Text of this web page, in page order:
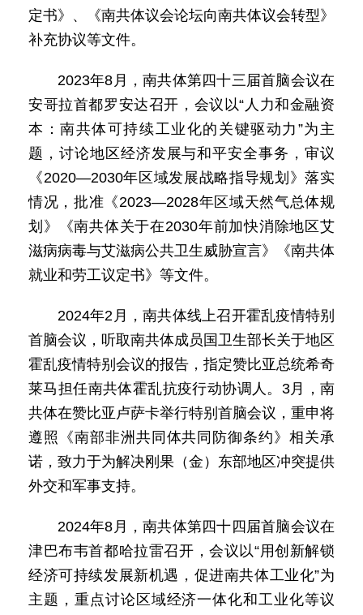
定书》、《南共体议会论坛向南共体议会转型》
补充协议等文件。
2023年8月，南共体第四十三届首脑会议在
安哥拉首都罗安达召开，会议以“人力和金融资
本：南共体可持续工业化的关键驱动力”为主
题，讨论地区经济发展与和平安全事务，审议
《2020—2030年区域发展战略指导规划》落实
情况，批准《2023—2028年区域天然气总体规
划》《南共体关于在2030年前加快消除地区艾
滋病病毒与艾滋病公共卫生威胁宣言》《南共体
就业和劳工议定书》等文件。
2024年2月，南共体线上召开霍乱疫情特别
首脑会议，听取南共体成员国卫生部长关于地区
霍乱疫情特别会议的报告，指定赞比亚总统希奇
莱马担任南共体霍乱抗疫行动协调人。3月，南
共体在赞比亚卢萨卡举行特别首脑会议，重申将
遵照《南部非洲共同体共同防御条约》相关承
诺，致力于为解决刚果（金）东部地区冲突提供
外交和军事支持。
2024年8月，南共体第四十四届首脑会议在
津巴布韦首都哈拉雷召开，会议以“用创新解锁
经济可持续发展新机遇，促进南共体工业化”为
主题，重点讨论区域经济一体化和工业化等议